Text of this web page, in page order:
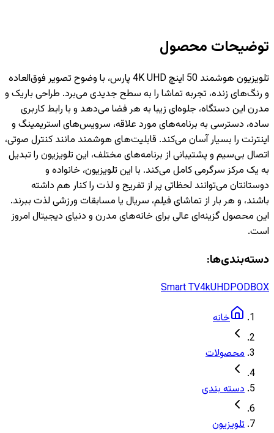
توضیحات محصول
تلویزیون هوشمند 50 اینچ 4K UHD پارس، با وضوح تصویر فوق‌العاده
و رنگ‌های زنده، تجربه تماشا را به سطح جدیدی می‌برد. طراحی باریک و
مدرن این دستگاه، جلوه‌ای زیبا به هر فضا می‌دهد و با رابط کاربری
ساده، دسترسی به برنامه‌های مورد علاقه، سرویس‌های استریمینگ و
اینترنت را بسیار آسان می‌کند. قابلیت‌های هوشمند مانند کنترل صوتی،
اتصال بی‌سیم و پشتیبانی از برنامه‌های مختلف، این تلویزیون را تبدیل
به یک مرکز سرگرمی کامل می‌کند. با این تلویزیون، خانواده و
دوستانتان می‌توانند لحظاتی پر از تفریح و لذت را کنار هم داشته
باشند، و هر بار از تماشای فیلم، سریال یا مسابقات ورزشی لذت ببرند.
این محصول گزینه‌ای عالی برای خانه‌های مدرن و دنیای دیجیتال امروز
است.
دسته‌بندی‌ها:
Smart TV4kUHDPODBOX
خانه
محصولات
دسته بندی
تلویزیون